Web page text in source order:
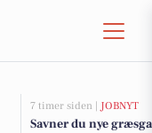
7 timer siden | JOBNYT
Savner du nye